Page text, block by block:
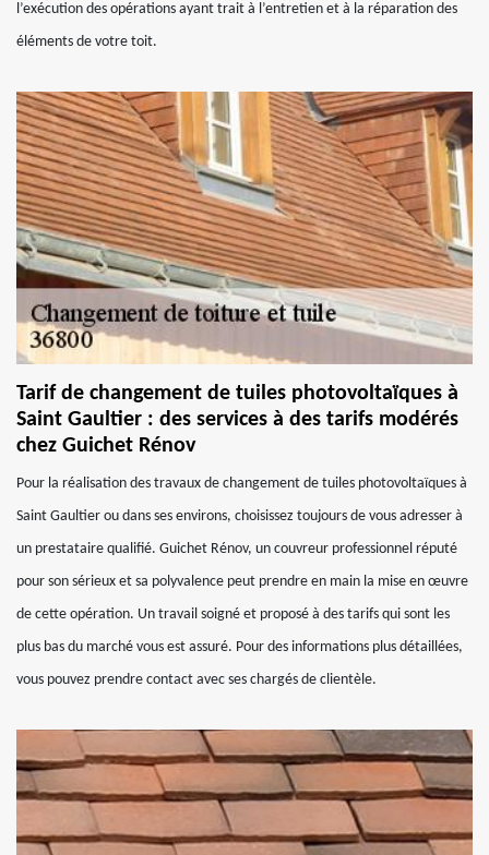
l’exécution des opérations ayant trait à l’entretien et à la réparation des
éléments de votre toit.
Tarif de changement de tuiles photovoltaïques à
Saint Gaultier : des services à des tarifs modérés
chez Guichet Rénov
Pour la réalisation des travaux de changement de tuiles photovoltaïques à
Saint Gaultier ou dans ses environs, choisissez toujours de vous adresser à
un prestataire qualifié. Guichet Rénov, un couvreur professionnel réputé
pour son sérieux et sa polyvalence peut prendre en main la mise en œuvre
de cette opération. Un travail soigné et proposé à des tarifs qui sont les
plus bas du marché vous est assuré. Pour des informations plus détaillées,
vous pouvez prendre contact avec ses chargés de clientèle.